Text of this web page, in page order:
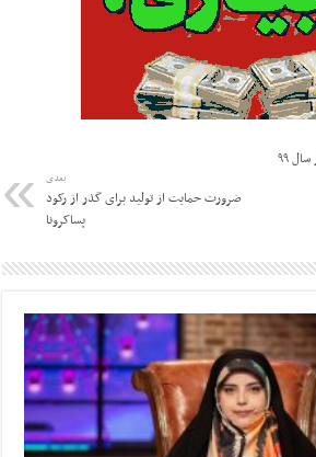
۹۹
بعدی
ضرورت حمایت از تولید برای گذر از رکود
پساکرونا